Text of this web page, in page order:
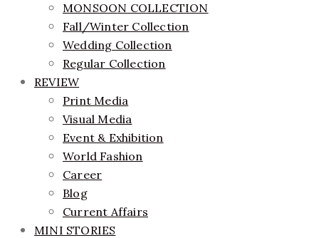
MONSOON COLLECTION
Fall/Winter Collection
Wedding Collection
Regular Collection
REVIEW
Print Media
Visual Media
Event & Exhibition
World Fashion
Career
Blog
Current Affairs
MINI STORIES